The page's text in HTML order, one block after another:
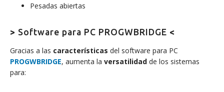
Pesadas abiertas
> Software para PC PROGWBRIDGE <
Gracias a las características del software para PC
PROGWBRIDGE, aumenta la versatilidad de los sistemas
para: